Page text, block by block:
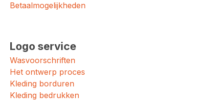
Betaalmogelijkheden
Logo service
Wasvoorschriften
Het ontwerp proces
Kleding borduren
Kleding bedrukken